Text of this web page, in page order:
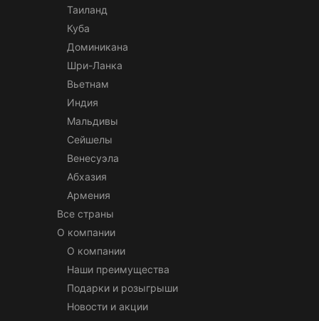
Таиланд
Куба
Доминикана
Шри-Ланка
Вьетнам
Индия
Мальдивы
Сейшелы
Венесуэла
Абхазия
Армения
Все страны
О компании
О компании
Наши преимущества
Подарки и розыгрыши
Новости и акции